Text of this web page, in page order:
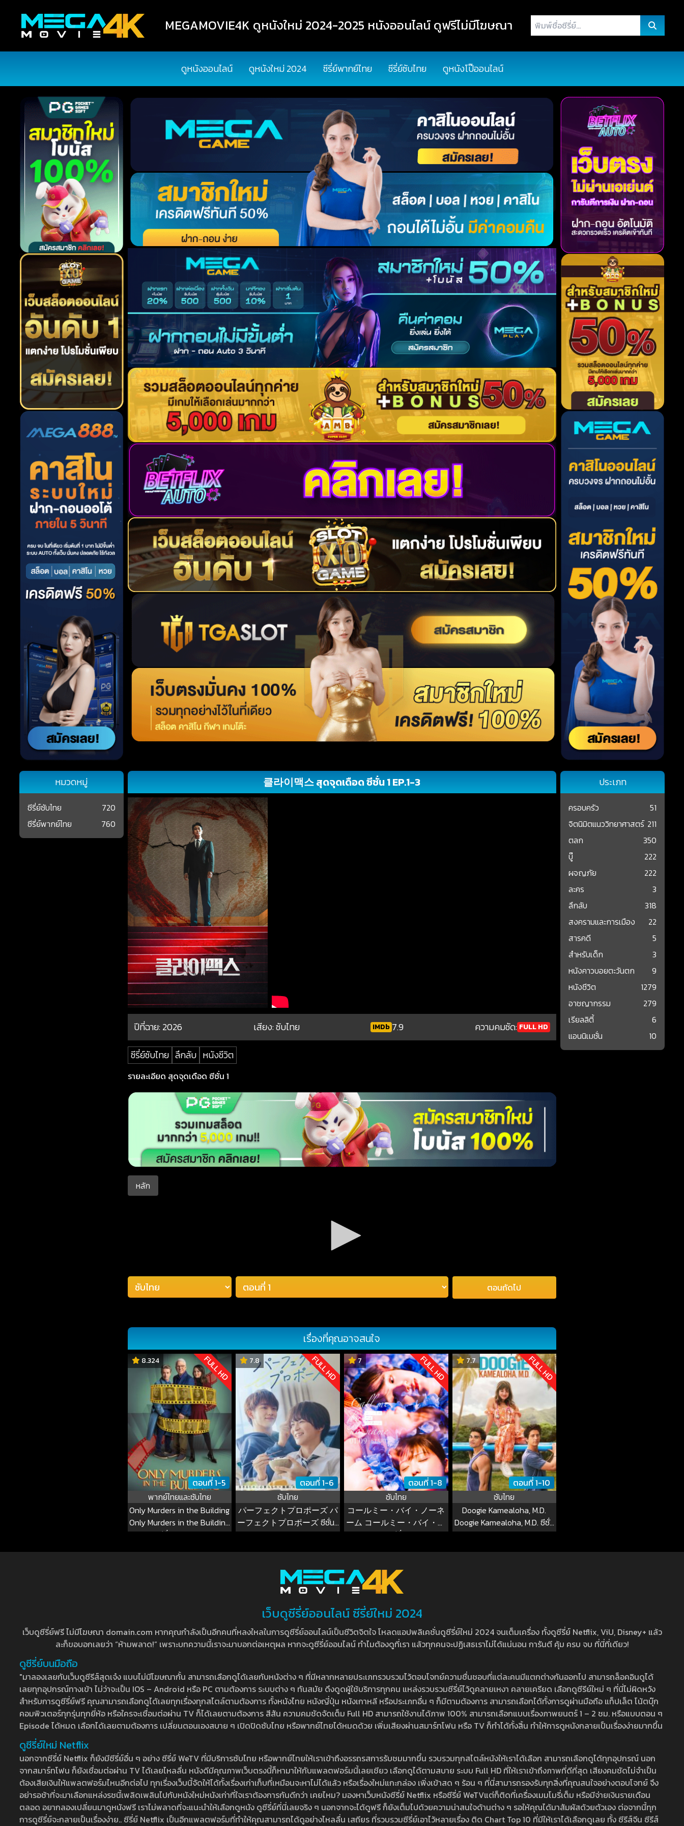
MEGAMOVIE4K ดูหนังใหม่ 2024-2025 หนังออนไลน์ ดูฟรีไม่มีโฆษณา
พิมพ์
ชื่อ
ดูหนังออนไลน์ ดูหนังใหม่ 2024 ซีรี่ย์พากย์ไทย ซีรี่ย์ซับไทย ดูหนังโป๊ออนไลน์
클라이맥스 สุดจุดเดือด ซีซั่น 1 EP.1-3
ปีที่ฉาย:2026 เสียง: ซับไทย IMDb 7.9 ความคมชัด: FULL HD
ซีรี่ย์ซับไทย ลึกลับ หนังชีวิต
รายละเอียด สุดจุดเดือด ซีซั่น 1
หลัก
ตอนถัดไป
หมวดหมู่
ซีรี่ย์ซับไทย
720
ซีรี่ย์พากย์ไทย
760
ประเภท
ครอบครัว
51
จิตนิมิตแนววิทยาศาสตร์ 211
ตลก
350
บู๊
222
ผจญภัย
222
ละคร
3
ลึกลับ
318
สงครามและการเมือง
22
สารคดี
5
สำหรับเด็ก
3
หนังคาวบอยตะวันตก
9
หนังชีวิต
1279
อาชญากรรม
279
เรียลลิตี้
6
แอนนิเมชั่น
10
เรื่องที่คุณอาจสนใจ
8.324 FULL HD
ตอนที่ 1-5
พากย์ไทยและซับไทย
Only Murders in the Building
Only Murders in the Building
ซีซั่น 1 EP.1-5
7.8 FULL HD
ตอนที่ 1-6
ซับไทย
パーフェクトプロポーズ パ
ーフェクトプロポーズ ซีซั่น 1
EP.1-6
7 FULL HD
ตอนที่ 1-8
ซับไทย
コールミー・バイ・ノーネ
ーム コールミー・バイ・ノ
ーネーム ซีซั่น 1 EP.1-6
7.7 FULL HD
ตอนที่ 1-10
ซับไทย
Doogie Kamealoha, M.D.
Doogie Kamealoha, M.D. ซีซั่น
2 EP.1-5
เว็บดูซีรี่ย์ออนไลน์ ซีรี่ย์ใหม่ 2024
เว็บดูซีรี่ย์ฟรี ไม่มีโฆษณา domain.com หากคุณกำลังเป็นอีกคนที่หลงใหลในการดูซีรี่ย์ออนไลน์เป็นชีวิตจิตใจ โหลดแอปพลิเคชั่นดูซีรี่ย์ใหม่ 2024 จนเต็มเครื่อง ทั้งดูซีรี่ย์ Netflix, ViU, Disney+ แล้ว
ละก็ขอบอกเลยว่า “ห้ามพลาด!” เพราะบทความนี้เราจะมาบอกต่อเหตุผล หากจะดูซีรี่ย์ออนไลน์ ทำไมต้องดูที่เรา แล้วทุกคนจะปฏิเสธเราไม่ได้แน่นอน การันตี คุ้ม ครบ จบ ที่นี่ที่เดียว!
ดูซีรี่ย์บนมือถือ
"มาลองเลยกับเว็บดูซีรีส์สุดเจ๋ง แบบไม่มีโฆษณากั้น สามารถเลือกดูได้เลยกับหนังต่าง ๆ ที่มีหลากหลายประเภทรวบรวมไว้ตอบโจทย์ความชื่นชอบที่แต่ละคนมีแตกต่างกันออกไป สามารถล็อคอินดูได้
เลยทุกอุปกรณ์ทางเข้า ไม่ว่าจะเป็น IOS – Android หรือ PC ตามต้องการ ระบบต่าง ๆ ทันสมัย ดึงดูดผู้ใช้บริการทุกคน แหล่งรวบรวมซีรี่ย์ไว้ดูคลายเหงา คลายเครียด เลือกดูซีรีย์ใหม่ ๆ ที่นี่ไม่ผิดหวัง
สำหรับการดูซีรี่ย์ฟรี คุณสามารถเลือกดูได้เลยทุกเรื่องทุกสไตล์ตามต้องการ ทั้งหนังไทย หนังญี่ปุ่น หนังเกาหลี หรือประเภทอื่น ๆ ก็มีตามต้องการ สามารถเลือกได้ทั้งการดูผ่านมือถือ แท็ปเล็ต โน้ตบุ๊ก
คอมพิวเตอร์ทุกรุ่นทุกยี่ห้อ หรือใครจะเชื่อมต่อผ่าน TV ก็ได้เลยตามต้องการ สีสัน ความคมชัดจัดเต็ม Full HD สามารถใช้งานได้ภาพ 100% สามารถเลือกแบบเรื่องภาพยนตร์ 1 – 2 ชม. หรือแบบตอน ๆ
Episode ได้หมด เลือกได้เลยตามต้องการ เปลี่ยนตอนเองสบาย ๆ เปิดปิดซับไทย หรือพากย์ไทยได้หมดด้วย เพิ่มเสียงผ่านสมาร์ทโฟน หรือ TV ก็ทำได้ทั้งสิ้น ทำให้การดูหนังกลายเป็นเรื่องง่ายมากขึ้น
ดูซีรี่ย์ใหม่ Netflix
นอกจากซีรี่ย์ Netflix ก็ยังมีซีรี่ย์อื่น ๆ อย่าง ซีรี่ย์ WeTV ที่มีบริการซับไทย หรือพากย์ไทยให้เราเข้าถึงอรรถรสการรับชมมากขึ้น รวบรวมทุกสไตล์หนังให้เราได้เลือก สามารถเลือกดูได้ทุกอุปกรณ์ นอก
จากสมาร์ทโฟน ก็ยังเชื่อมต่อผ่าน TV ได้เลยไหลลื่น หนังดีมีคุณภาพเว็บตรงนี้ก็หามาให้กับแพลตฟอร์มนี้เลยเชียว เลือกดูได้ตามสบาย ระบบ Full HD ที่ให้เราเข้าถึงภาพที่ดีที่สุด เสียงคมชัดไม่จำเป็น
ต้องเสียเงินให้แพลตฟอร์มไหนอีกต่อไป ทุกเรื่องเว็บนี้จัดให้ได้ทั้งเรื่องเก่าเก็บที่เหมือนจะหาไม่ได้แล้ว หรือเรื่องใหม่แกะกล่อง เพิ่งเข้าสด ๆ ร้อน ๆ ที่นี่สามารถรองรับทุกสิ่งที่คุณสนใจอย่างตอบโจทย์ จึง
อย่ารอช้าที่จะมาเลือกแหล่งรชนี้เพลิดเพลินไปกับหนังใหม่หนังเก่าที่ใจเราต้องการกันดีกว่า เคยไหม? มองหาเว็บหนังซีรี่ย์ Netflix หรือซีรี่ย์ WeTVแต่ก็ติดที่เครื่องเมมโมรี่เต็ม หรือมีจ่ายเงินรายเดือน
ตลอด อยากลองเปลี่ยนมาดูหนังฟรี เราไม่พลาดที่จะแนะนำให้เลือกดูหนัง ดูซีรี่ย์ที่นี่เลยจริง ๆ นอกจากจะได้ดูฟรี ก็ยังเต็มไปด้วยความน่าสนใจด้านต่าง ๆ รอให้คุณได้มาสัมผัสด้วยตัวเอง ต่อจากนี้ทุก
การดูซีรี่ย์จะกลายเป็นเรื่องง่าย.. ซีรี่ย์ Netflix เป็นอีกแพลตฟอร์มที่ทำให้คุณสามารถได้ดูอย่างไหลลื่น เสถียร ที่รวบรวมซีรี่ย์เอาไว้หลายเรื่อง ติด Chart Top 10 ที่มีให้เราได้เลือกดูเลย ทั้ง ซีรีส์จีน ซีรีส์